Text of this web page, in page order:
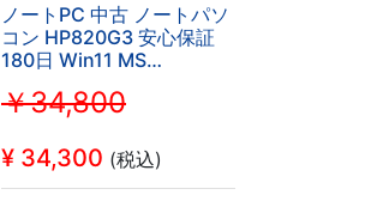
ノートPC 中古 ノートパソ
コン HP820G3 安心保証
180日 Win11 MS
i5 SSD512+HDD500GB
蔵/Bluetooth/WIFI
￥34,800
¥ 34,300 (税込)